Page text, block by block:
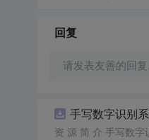
回复
请发表友善的回
手写数字识别
资 源 简 介 手写数字